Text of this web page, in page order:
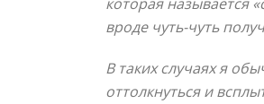
вроде чуть-чуть
В таких случаях я
оттолкнуться и